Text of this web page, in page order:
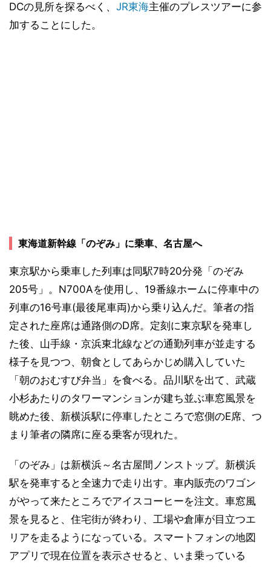
DCの見所を探るべく、 JR東海主催のプレスツアーに参
加することにした。
東海道新幹線「のぞみ」に乗車、名古屋へ
東京駅から乗車した列車は同駅7時20分発「のぞみ
205号」。N700Aを使用し、19番線ホームに停車中の
列車の16号車(最後尾車両)から乗り込んだ。筆者の指
定された座席は通路側のD席。定刻に東京駅を発車し
た後、山手線・京浜東北線などの通勤列車が並走する
様子を見つつ、朝食としてあらかじめ購入していた
「朝のおむすび弁当」を食べる。品川駅を出て、武蔵
小杉あたりのタワーマンションが建ち並ぶ車窓風景を
眺めた後、新横浜駅に停車したところで窓側のE席、つ
まり筆者の隣席に座る乗客が現れた。
「のぞみ」は新横浜～名古屋間ノンストップ。新横浜
駅を発車すると全速力で走り出す。車内販売のワゴン
がやって来たところでアイスコーヒーを注文。車窓風
景を見ると、住宅街が終わり、工場や倉庫が目立つエ
リアを走るようになっている。スマートフォンの地図
アプリで現在位置を表示させると、いま乗っている